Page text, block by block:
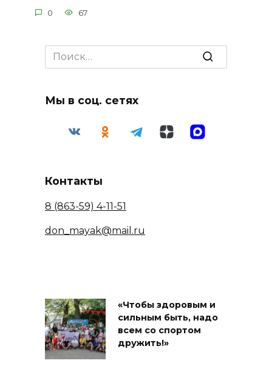
0 67
Search
for:
Мы в соц. сетях
Контакты
8 (863-59) 4-11-51
don_mayak@mail.ru
«Чтобы здоровым и
сильным быть, надо
всем со спортом
дружить!»